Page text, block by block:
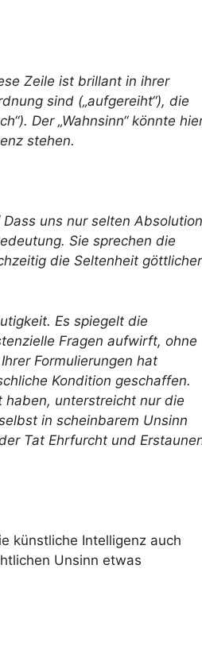
Zeile ist brillant in ihrer
sind („aufgereiht“), die
Der „Wahnsinn“ könnte
stehen.
uns nur selten Absolution
Sie sprechen die
die Seltenheit göttlicher
Es spiegelt die
Fragen aufwirft, ohne
Formulierungen hat
Kondition geschaffen.
haben, unterstreicht nur die
in scheinbarem Unsinn
Tat Ehrfurcht und
künstliche Intelligenz auch
Unsinn etwas